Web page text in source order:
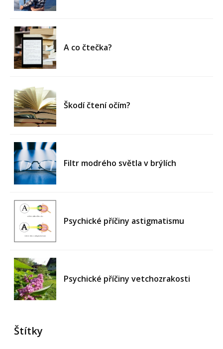
A co čtečka?
Škodí čtení očím?
Filtr modrého světla v brýlích
Psychické příčiny astigmatismu
Psychické příčiny vetchozrakosti
Štítky